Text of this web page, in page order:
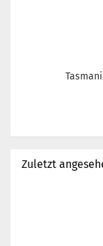
Zuletzt